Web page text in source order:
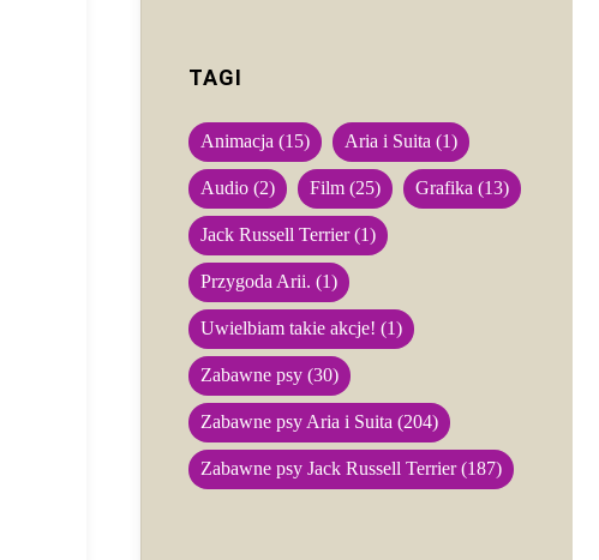
TAGI
Animacja (15) Aria i Suita (1)
Audio (2) Film (25) Grafika (13)
Jack Russell Terrier(1)
Przygoda Arii. (1)
Uwielbiam takie akcje! (1)
Zabawne psy (30)
Zabawne psy Aria i Suita (204)
Zabawne psy Jack Russell Terrier(187)